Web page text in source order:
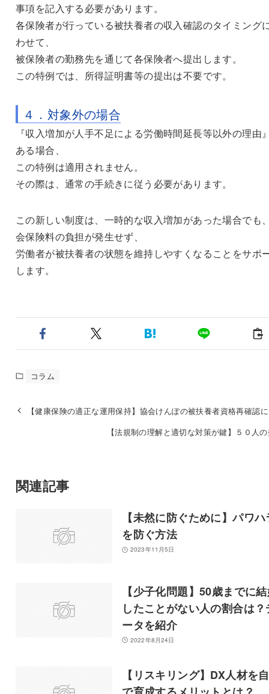
事項を記入する必要があります。
各保険者が行っている被扶養者の収入確認のタイミング
わせて、
被保険者の勤務先を通じて各保険者へ提出します。
この特例では、所得証明書等の提出は不要です。
４．対象外の場合
『収入増加が人手不足による労働時間延長等以外の理由
ある場合、
この特例は適用されません。
その際は、通常の手続きに従う必要があります。
この新しい制度は、一時的な収入増加があった場合でも
会保険料の負担が発生せず、
労働者が被扶養者の状態を維持しやすくなることをサポ
します。
コラム
【健康保険の適正な運用保持】協会けんぽの被扶養者資格再確認
【法規制の理解と適切な対策が鍵】５０人
関連記事
【未然に防ぐために】パワハ
を防ぐ方法
2023年11月5日
【少子化問題】50歳までに
したことがない人の割合は？
ータを紹介
2022年8月24日
【リスキリング】DX人材を